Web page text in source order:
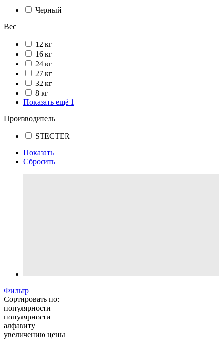
Черный
Вес
12 кг
16 кг
24 кг
27 кг
32 кг
8 кг
Показать ещё 1
Производитель
STECTER
Показать
Сбросить
Фильтр
Сортировать по:
популярности
популярности
алфавиту
увеличению цены